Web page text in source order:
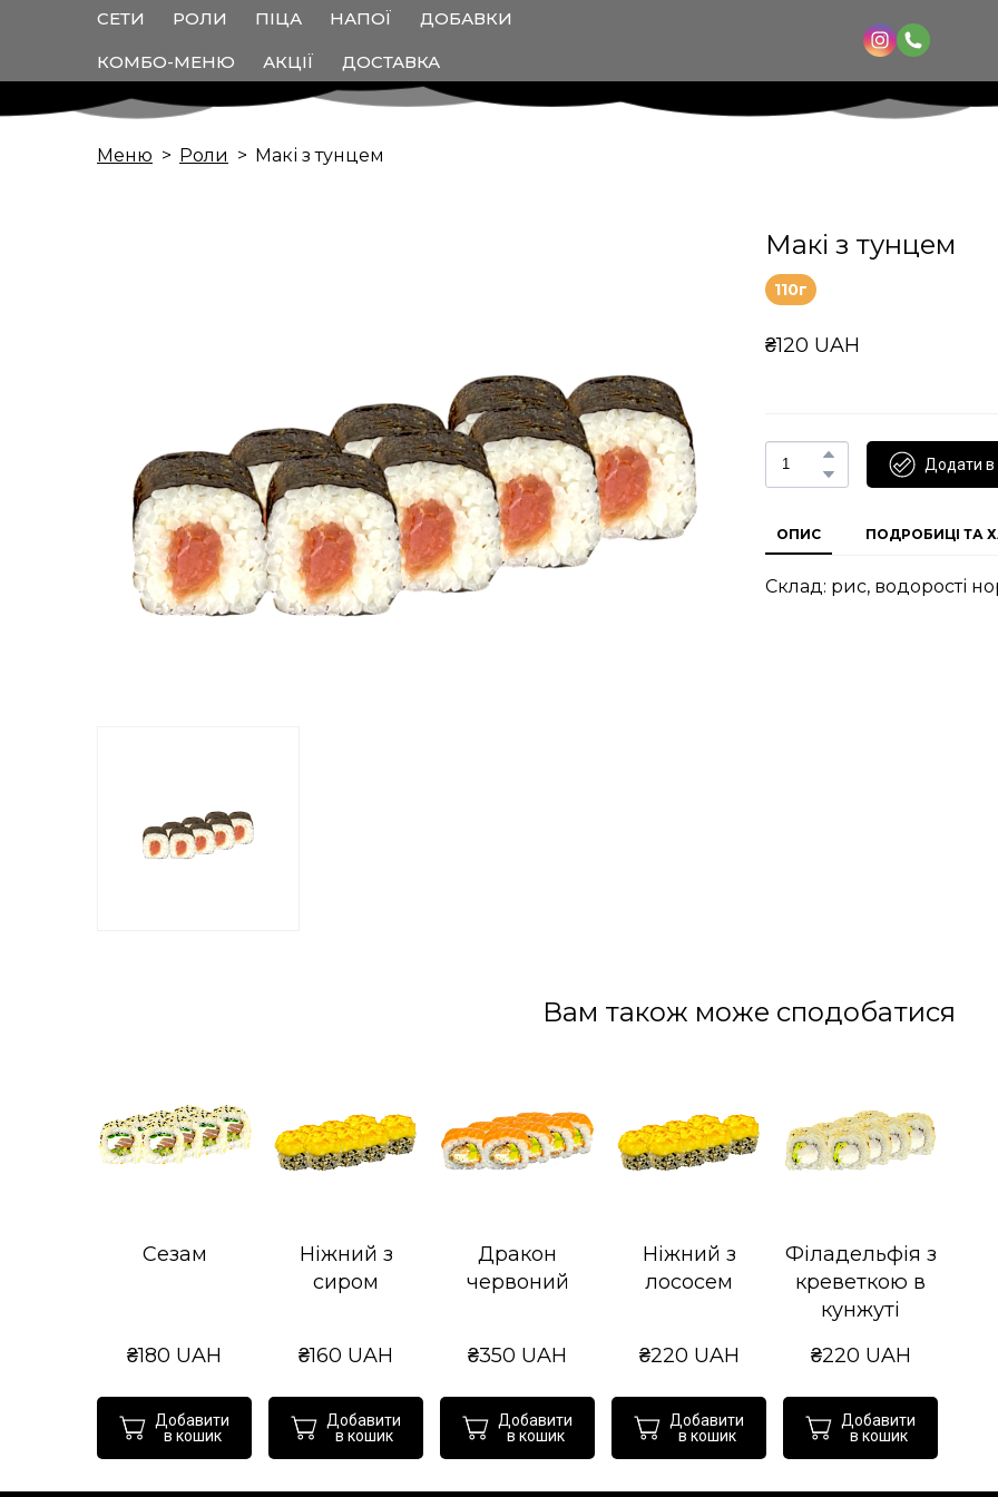
СЕТИ РОЛИ ПІЦА НАПОЇ ДОБАВКИ
КОМБО-МЕНЮ АКЦІЇ ДОСТАВКА
Меню Роли Макі з тунцем
Макі з тунцем
110г
₴120 UAH
Додати в
ОПИС ПОДРОБИЦІ ТА
Склад: рис, водорості
Вам також може сподобатися
Сезам
₴180 UAH
Добавити
в кошик
Ніжний з
сиром
₴160 UAH
Добавити
в кошик
Дракон
червоний
₴350 UAH
Добавити
в кошик
Ніжний з
лососем
₴220 UAH
Добавити
в кошик
Філадельфія з
креветкою в
кунжуті
₴220 UAH
Добавити
в кошик